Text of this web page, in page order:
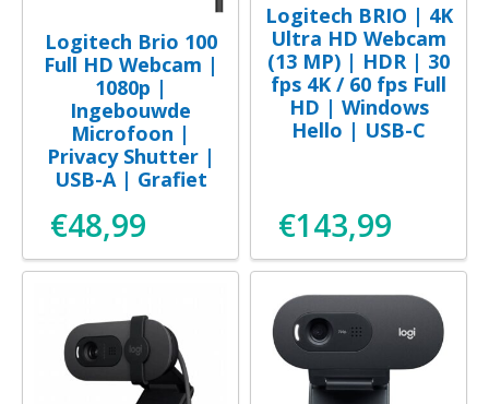
Logitech Brio 100
Full HD Webcam |
1080p |
Ingebouwde
Microfoon |
Privacy Shutter |
USB-A | Grafiet
€48,99
Logitech BRIO | 4K
Ultra HD Webcam
(13 MP) | HDR | 30
fps 4K / 60 fps Full
HD | Windows
Hello | USB-C
€143,99